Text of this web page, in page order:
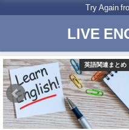
Try Again
LIVE
生きている